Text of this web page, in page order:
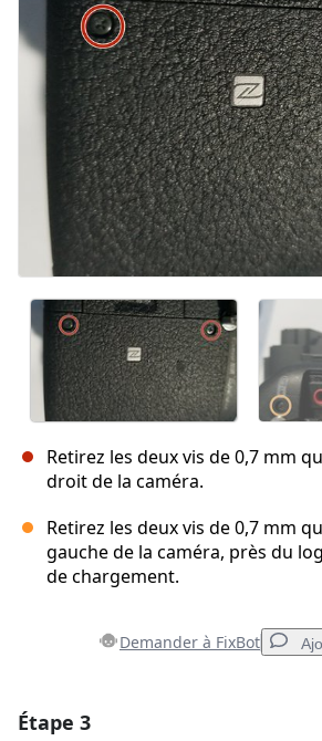
Annuler
Retirez les deux vis de 0,7 mm
droit de la caméra.
Retirez les deux vis de 0,7 mm
gauche de la caméra, près du
de chargement.
Demander à FixBot
Étape 3